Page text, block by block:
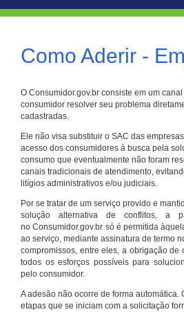
Como Aderir -
O Consumidor.gov.br consiste em um
consumidor resolver seu problema
cadastradas.
Ele não visa substituir o SAC das
acesso dos consumidores à busca pela
consumo que eventualmente não foram
canais tradicionais de atendimento,
litígios administrativos e/ou judiciais.
Por se tratar de um serviço provido e
solução alternativa de conflitos, a
no Consumidor.gov.br só é permitida
ao serviço, mediante assinatura de termo
compromissos, entre eles, a obrigação de
todos os esforços possíveis para
pelo consumidor.
A adesão não ocorre de forma automática.
etapas que se iniciam com a solicitação